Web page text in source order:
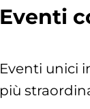
Eventi
Eventi unici
più